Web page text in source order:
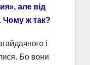
але від
Чому ж так?
і
Бо вони